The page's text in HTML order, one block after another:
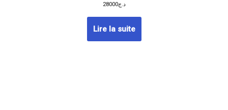
د.ج28000
Lire la suite